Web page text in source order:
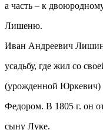
а часть – к
Лишеню.
Иван Андреевич
усадьбу, где жил со
(урожденной Юркевич)
Федором. В 1805 г. он
сыну Луке.